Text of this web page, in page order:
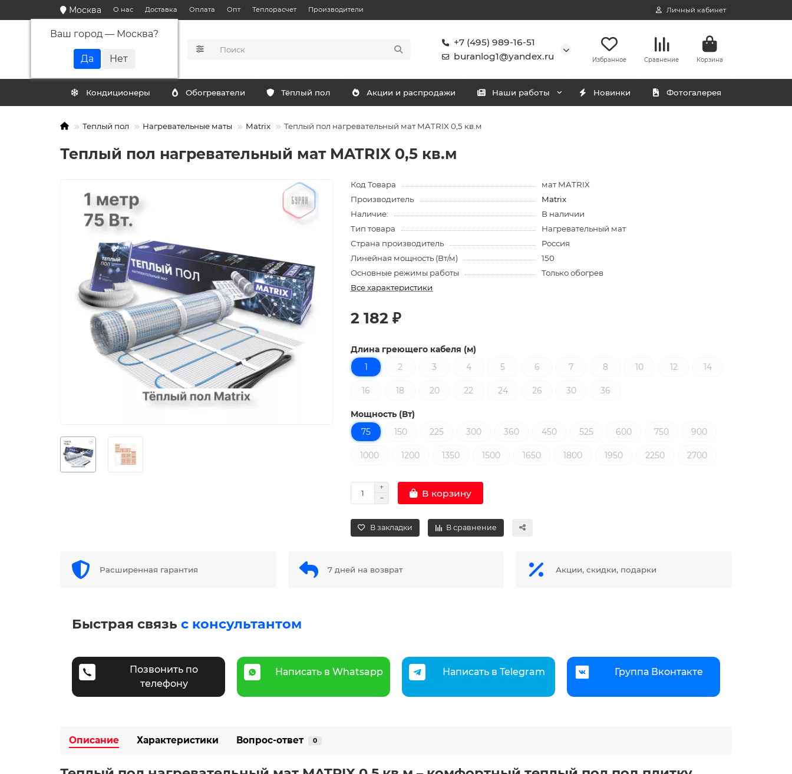
Москва
Ваш город — Москва?
О нас Доставка Оплата Опт Теплорасчет Производители Личный кабинет
+7 (495) 989-16-51
buranlog1@yandex.ru
Избранное Сравнение Корзина
Кондиционеры Обогреватели Тёплый пол Акции и распродажи Наши работы Новинки Фотогалерея
Теплый пол Нагревательные маты Matrix Теплый пол нагревательный мат MATRIX 0,5 кв.м
Теплый пол нагревательный мат MATRIX 0,5 кв.м
Код Товара
мат MATRIX
Производитель
Matrix
Наличие:
В наличии
Тип товара
Нагревательный мат
Страна производитель
Россия
Линейная мощность (Вт/м)
150
Основные режимы работы
Только обогрев
Все характеристики
2 182 ₽
Длина греющего кабеля (м)
1
2 3 4 5 6 7 8 10 12 14
16 18 20 22 24 26 30 36
Мощность (Вт)
75
150 225 300 360 450 525 600 750 900
1000 1200 1350 1500 1650 1800 1950 2250 2700
В корзину
В закладки В сравнение
Расширенная гарантия 7 дней на возврат Акции, скидки, подарки
Быстрая связь с консультантом
Позвонить по
телефону
Написать в Whatsapp Написать в Telegram Группа Вконтакте
Описание Характеристики Вопрос-ответ 0